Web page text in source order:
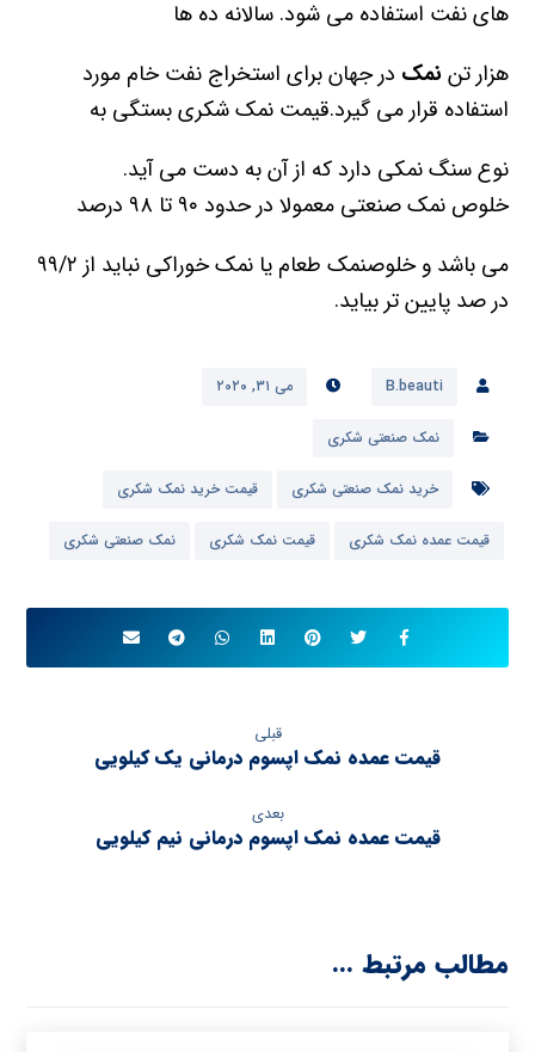
های نفت استفاده می شود. سالانه ده ها
هزار تن نمک در جهان برای استخراج نفت خام مورد
استفاده قرار می گیرد.قیمت نمک شکری بستگی به
نوع سنگ نمکی دارد که از آن به دست می آید.
خلوص نمک صنعتی معمولا در حدود ۹۰ تا ۹۸ درصد
می باشد و خلوصنمک طعام یا نمک خوراکی نباید از ۹۹/۲
در صد پایین تر بیاید.
B.beauti می ۳۱, ۲۰۲۰
نمک صنعتی شکری
خرید نمک صنعتی شکری قیمت خرید نمک شکری
قیمت عمده نمک شکری قیمت نمک شکری نمک صنعتی شکری
قبلی
قیمت عمده نمک اپسوم درمانی یک کیلویی
بعدی
قیمت عمده نمک اپسوم درمانی نیم کیلویی
مطالب مرتبط ...